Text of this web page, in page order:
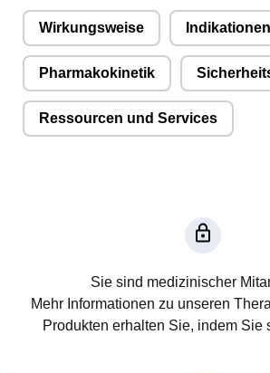
Wirkungsweise Indikationen
Pharmakokinetik
Ressourcen und Services
Sie sind medizinischer
Mehr Informationen zu unseren
Produkten erhalten Sie, indem Sie